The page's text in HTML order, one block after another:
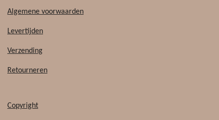
c
b
o
k
o
Algemene voorwaarden
Levertijden
Verzending
Retourneren
Copyright